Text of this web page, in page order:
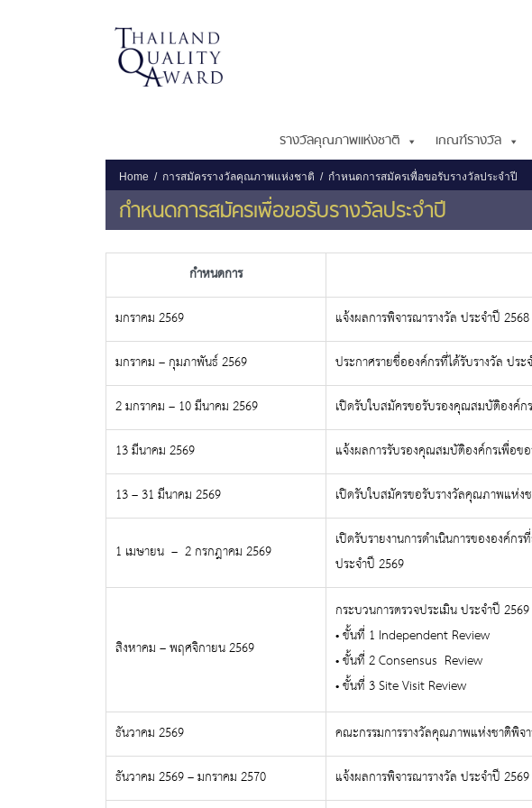
รางวัลคุณภาพแห่งชาติ เกณฑ์รางวัล
Home การสมัครรางวัลคุณภาพแห่งชาติ กำหนดการสมัครเพื่อขอรับรางวัลประจำปี
กำหนดการสมัครเพื่อขอรับรางวัลประจำปี
กำหนดการ
มกราคม 2569
แจ้งผลการพิจารณารางวัล ประจำปี
มกราคม – กุมภาพันธ์ 2569
ประกาศรายชื่อองค์กรที่ได้รับรางวัล ประ
2 มกราคม – 10 มีนาคม 2569
เปิดรับใบสมัครขอรับรองคุณสมบัติองค์
13 มีนาคม 2569
แจ้งผลการรับรองคุณสมบัติองค์กรเพื่อข
13 – 31 มีนาคม 2569
เปิดรับใบสมัครขอรับรางวัลคุณภาพแห่ง
1 เมษายน – 2 กรกฎาคม 2569
เปิดรับรายงานการดำเนินการขององค์
ประจำปี 2569
สิงหาคม – พฤศจิกายน 2569
กระบวนการตรวจประเมิน ประจำปี 2569
• ขั้นที่ 1 Independent Review
• ขั้นที่ 2 Consensus Review
• ขั้นที่ 3 Site Visit Review
ธันวาคม 2569
คณะกรรมการรางวัลคุณภาพแห่งชาติพิจ
ธันวาคม 2569 – มกราคม 2570
แจ้งผลการพิจารณารางวัล ประจำปี